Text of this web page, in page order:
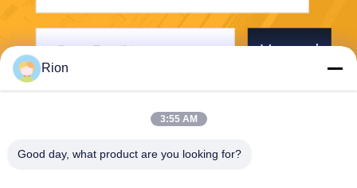
Verzend
Rion
3:55 AM
Good day, what product are you looking for?